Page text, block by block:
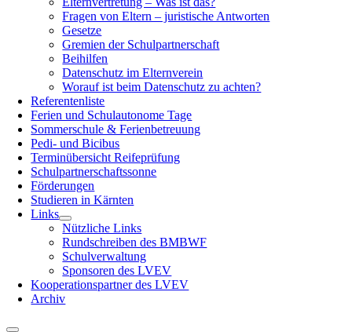
Fragen von Eltern – juristische Antworten
Gesetze
Gremien der Schulpartnerschaft
Beihilfen
Datenschutz im Elternverein
Worauf ist beim Datenschutz zu achten?
Referentenliste
Ferien und Schulautonome Tage
Sommerschule & Ferienbetreuung
Pedi- und Bicibus
Terminübersicht Reifeprüfung
Schulpartnerschaftssonne
Förderungen
Studieren in Kärnten
Links
Nützliche Links
Rundschreiben des BMBWF
Schulverwaltung
Sponsoren des LVEV
Kooperationspartner des LVEV
Archiv